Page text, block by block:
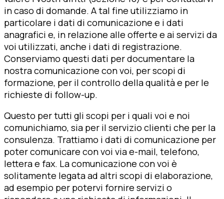
in caso di domande. A tal fine utilizziamo in
particolare i dati di comunicazione e i dati
anagrafici e, in relazione alle offerte e ai servizi da
voi utilizzati, anche i dati di registrazione.
Conserviamo questi dati per documentare la
nostra comunicazione con voi, per scopi di
formazione, per il controllo della qualità e per le
richieste di follow-up.
Questo per tutti gli scopi per i quali voi e noi
comunichiamo, sia per il servizio clienti che per la
consulenza. Trattiamo i dati di comunicazione per
poter comunicare con voi via e-mail, telefono,
lettera e fax. La comunicazione con voi è
solitamente legata ad altri scopi di elaborazione,
ad esempio per potervi fornire servizi o